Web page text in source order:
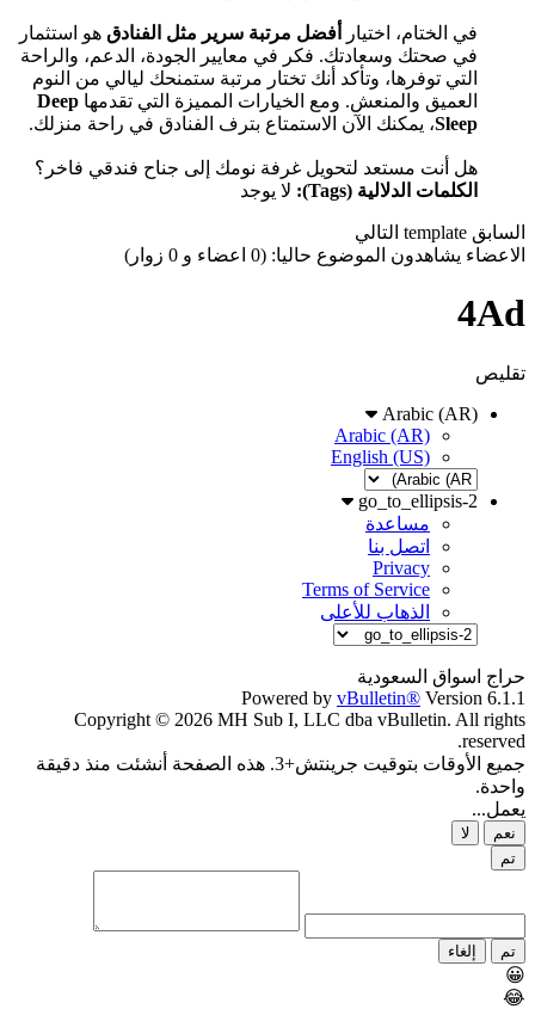
في الختام، اختيار أفضل مرتبة سرير مثل الفنادق هو استثمار
في صحتك وسعادتك. فكر في معايير الجودة، الدعم، والراحة
التي توفرها، وتأكد أنك تختار مرتبة ستمنحك ليالي من النوم
العميق والمنعش. ومع الخيارات المميزة التي تقدمها Deep
Sleep، يمكنك الآن الاستمتاع بترف الفنادق في راحة منزلك.
هل أنت مستعد لتحويل غرفة نومك إلى جناح فندقي فاخر؟
الكلمات الدلالية (Tags):
لا يوجد
السابق template التالي
الاعضاء يشاهدون الموضوع حاليا: (0 اعضاء و 0 زوار)
4Ad
تقليص
Arabic (AR)
Arabic (AR)
English (US)
go_to_ellipsis-2
مساعدة
اتصل بنا
Privacy
Terms of Service
الذهاب للأعلى
حراج اسواق السعودية
Powered by vBulletin® Version 6.1.1
Copyright © 2026 MH Sub I, LLC dba vBulletin. All rights
reserved.
جميع الأوقات بتوقيت جرينتش+3. هذه الصفحة أنشئت منذ دقيقة
واحدة.
يعمل...
نعم
لا
تم
تم إلغاء
😀
😂